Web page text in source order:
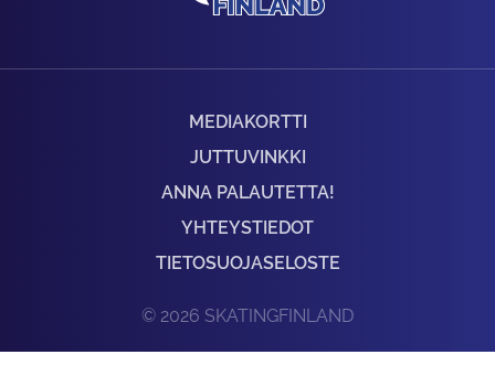
MEDIAKORTTI
JUTTUVINKKI
ANNA PALAUTETTA!
YHTEYSTIEDOT
TIETOSUOJASELOSTE
© 2026 SKATINGFINLAND